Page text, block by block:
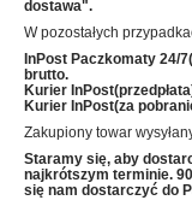
dostawa".
W pozostałych
InPost Paczkomaty 24/
brutto.
Kurier
Kurier InPost(za
Zakupiony towar
Staramy się, aby
najkrótszym terminie.
się nam dostarczyć do